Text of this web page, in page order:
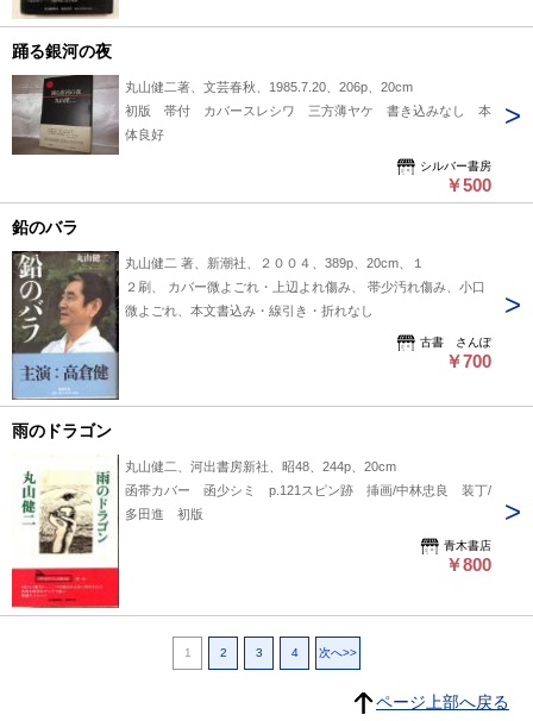
踊る銀河の夜
丸山健二著、文芸春秋、1985.7.20、206p、20cm
初版 帯付 カバースレシワ 三方薄ヤケ 書き込みなし 本
体良好
シルバー書房
￥500
鉛のバラ
丸山健二 著、新潮社、２００４、389p、20cm、１
２刷、 カバー微よごれ・上辺よれ傷み、 帯少汚れ傷み、小口
微よごれ、本文書込み・線引き・折れなし
古書 さんぽ
￥700
雨のドラゴン
丸山健二、河出書房新社、昭48、244p、20cm
函帯カバー 函少シミ p.121スピン跡 挿画/中林忠良 装丁/
多田進 初版
青木書店
￥800
1 2 3 4 次へ>>
ページ上部へ戻る